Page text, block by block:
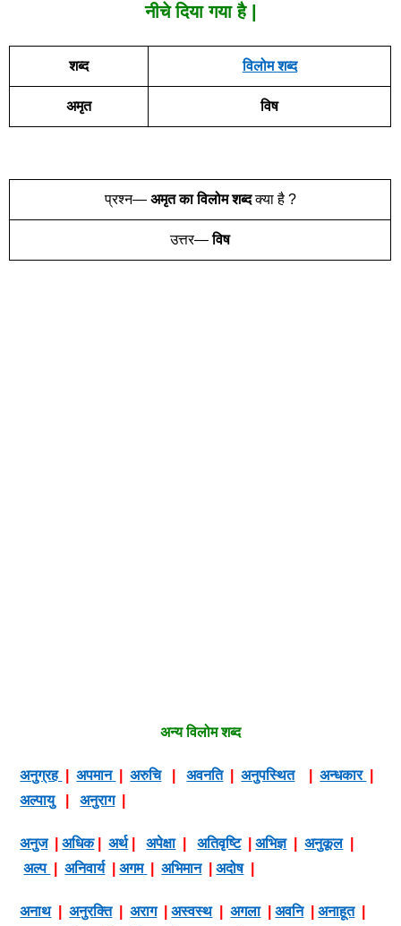
नीचे दिया गया है |
शब्द विलोम शब्द
अमृत विष
प्रश्न— अमृत का विलोम शब्दक्या है ?
उत्तर—विष
अन्य विलोम शब्द
अनुग्रह |अपमान |अरुचि |अवनति |अनुपस्थित अन्धकार
अल्पायु| अनुराग|
अनुज|अधिक|अर्थ |अपेक्षा |अतिवृष्टि |अभिज्ञ|अनुकूल|
अल्प
|अनिवार्य |अगम |अभिमान |अदोष
अनाथ |अनुरक्ति |अराग |अस्वस्थ |अगला |अवनि |अनाहूत